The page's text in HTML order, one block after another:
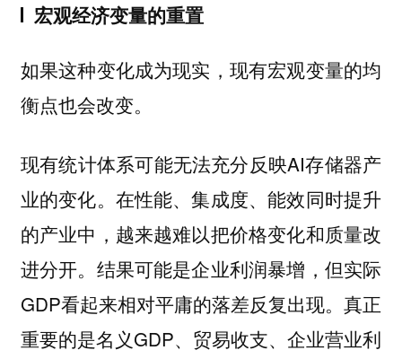
宏观经济变量的重置
如果这种变化成为现实，现有宏观变量的均
衡点也会改变。
现有统计体系可能无法充分反映AI存储器产
业的变化。在性能、集成度、能效同时提升
的产业中，越来越难以把价格变化和质量改
进分开。结果可能是企业利润暴增，但实际
GDP看起来相对平庸的落差反复出现。真正
重要的是名义GDP、贸易收支、企业营业利